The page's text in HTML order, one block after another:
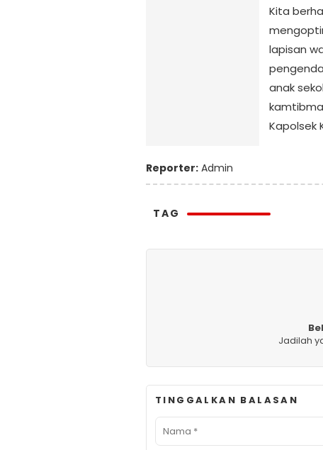
Kita
lapisan
anak
Kapolsek
Reporter: Admin
TAG
Jadilah
TINGGALKAN BALASAN